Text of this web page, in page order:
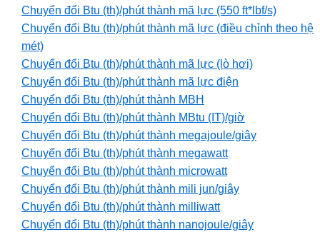
Chuyển đổi Btu (th)/phút thành mã lực (550 ft*lbf/s)
Chuyển đổi Btu (th)/phút thành mã lực (điều chỉnh theo hệ
mét)
Chuyển đổi Btu (th)/phút thành mã lực (lò hơi)
Chuyển đổi Btu (th)/phút thành mã lực điện
Chuyển đổi Btu (th)/phút thành MBH
Chuyển đổi Btu (th)/phút thành MBtu (IT)/giờ
Chuyển đổi Btu (th)/phút thành megajoule/giây
Chuyển đổi Btu (th)/phút thành megawatt
Chuyển đổi Btu (th)/phút thành microwatt
Chuyển đổi Btu (th)/phút thành mili jun/giây
Chuyển đổi Btu (th)/phút thành milliwatt
Chuyển đổi Btu (th)/phút thành nanojoule/giây